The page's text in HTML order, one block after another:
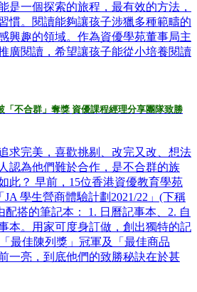
是一個探索的旅程，最有效的方法，
慣。閱讀能夠讓孩子涉獵多種範疇的
興趣的領域。作為資優學苑董事局主
廣閱讀，希望讓孩子能從小培養閱讀
「不合群」奪獎 資優課程經理分享團隊致勝
求完美，喜歡挑剔、改完又改、想法
認為他們難於合作，是不合群的族
此？ 早前，15位香港資優教育學苑
學生營商體驗計劃2021/22」(下稱
搭的筆記本： 1. 日曆記事本、2. 自
本。用家可度身訂做，創出獨特的記
最佳陳列獎」冠軍及「最佳商品
一亮，到底他們的致勝秘訣在於甚